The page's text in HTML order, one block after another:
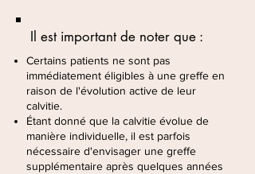
Il est important de noter que :
Certains patients ne sont pas
immédiatement éligibles à une greffe en
raison de l'évolution active de leur
calvitie.
Étant donné que la calvitie évolue de
manière individuelle, il est parfois
nécessaire d'envisager une greffe
supplémentaire après quelques années